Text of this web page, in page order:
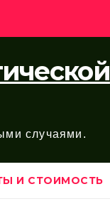
случаями.
И СТОИМОСТЬ